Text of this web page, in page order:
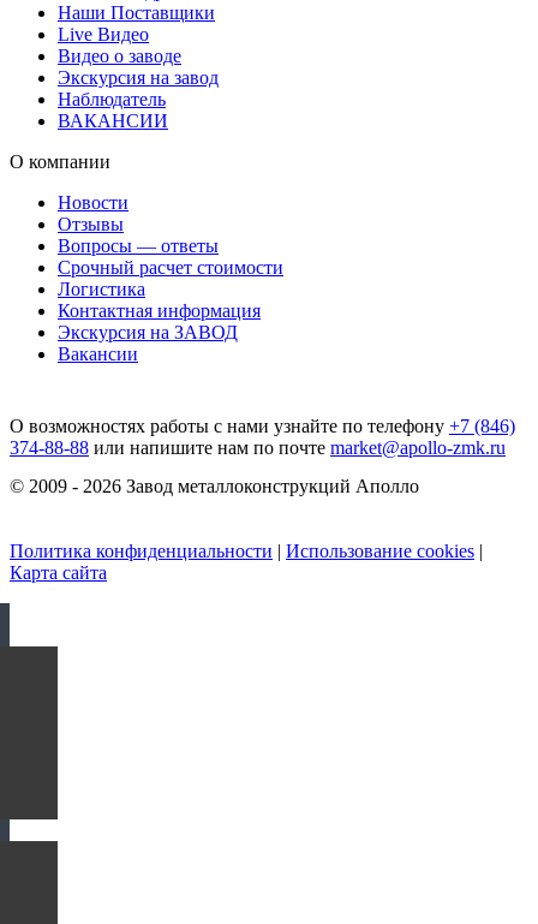
Наши Поставщики
Live Видео
Видео о заводе
Экскурсия на завод
Наблюдатель
ВАКАНСИИ
О компании
Новости
Отзывы
Вопросы — ответы
Срочный расчет стоимости
Логистика
Контактная информация
Экскурсия на ЗАВОД
Вакансии
О возможностях работы с нами узнайте по телефону +7 (846)
374-88-88 или напишите нам по почте market@apollo-zmk.ru
© 2009 - 2026 Завод металлоконструкций Аполло
Политика конфиденциальности Использование cookies
Карта сайта